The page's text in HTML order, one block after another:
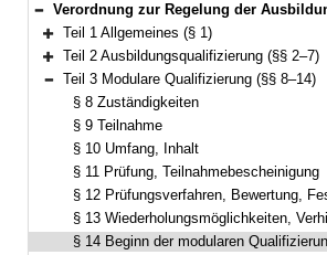
Bereich reduzieren
Verordnung zur Regelung der Ausbildungsqualifizierung und der modularen Qualifizierung in der Justiz (Qualifizierungsverordnung Justiz – QV-J)
Bereich erweitern
Teil 1 Allgemeines (§ 1)
Bereich erweitern
Teil 2 Ausbildungsqualifizierung (§§ 2–7)
Bereich reduzieren
Teil 3 Modulare Qualifizierung (§§ 8–14)
§ 8 Zuständigkeiten
§ 9 Teilnahme
§ 10 Umfang, Inhalt
§ 11 Prüfung, Teilnahmebescheinigung
§ 12 Prüfungsverfahren, Bewertung,
§ 13 Wiederholungsmöglichkeiten,
§ 14 Beginn der modularen